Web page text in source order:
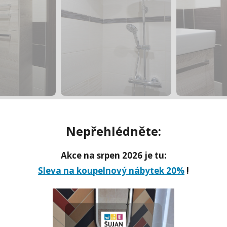
das könnte Sie
Nepřehlédněte:
Akce na srpen 2026 je tu:
Sleva na koupelnový nábytek 20% !